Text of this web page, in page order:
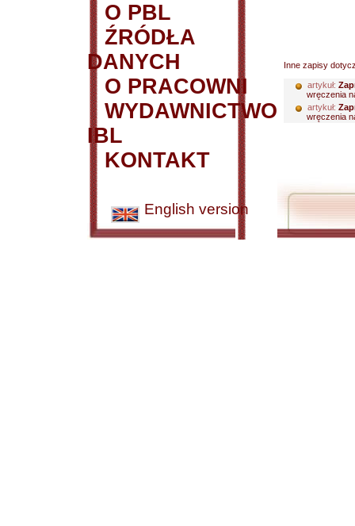
O PBL
ŹRÓDŁA
DANYCH
O PRACOWNI
WYDAWNICTWO
IBL
KONTAKT
English version
Inne zapisy
artykuł:
wręczenia
artykuł:
wręczenia